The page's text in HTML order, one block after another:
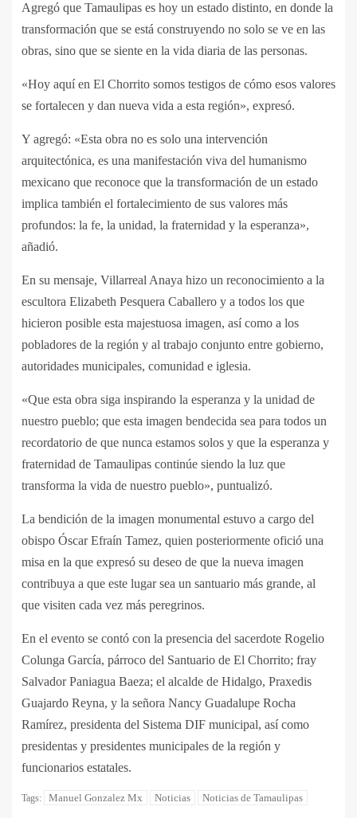
Agregó que Tamaulipas es hoy un estado distinto, en donde la
transformación que se está construyendo no solo se ve en las
obras, sino que se siente en la vida diaria de las personas.
«Hoy aquí en El Chorrito somos testigos de cómo esos valores
se fortalecen y dan nueva vida a esta región», expresó.
Y agregó: «Esta obra no es solo una intervención
arquitectónica, es una manifestación viva del humanismo
mexicano que reconoce que la transformación de un estado
implica también el fortalecimiento de sus valores más
profundos: la fe, la unidad, la fraternidad y la esperanza»,
añadió.
En su mensaje, Villarreal Anaya hizo un reconocimiento a la
escultora Elizabeth Pesquera Caballero y a todos los que
hicieron posible esta majestuosa imagen, así como a los
pobladores de la región y al trabajo conjunto entre gobierno,
autoridades municipales, comunidad e iglesia.
«Que esta obra siga inspirando la esperanza y la unidad de
nuestro pueblo; que esta imagen bendecida sea para todos un
recordatorio de que nunca estamos solos y que la esperanza y
fraternidad de Tamaulipas continúe siendo la luz que
transforma la vida de nuestro pueblo», puntualizó.
La bendición de la imagen monumental estuvo a cargo del
obispo Óscar Efraín Tamez, quien posteriormente ofició una
misa en la que expresó su deseo de que la nueva imagen
contribuya a que este lugar sea un santuario más grande, al
que visiten cada vez más peregrinos.
En el evento se contó con la presencia del sacerdote Rogelio
Colunga García, párroco del Santuario de El Chorrito; fray
Salvador Paniagua Baeza; el alcalde de Hidalgo, Praxedis
Guajardo Reyna, y la señora Nancy Guadalupe Rocha
Ramírez, presidenta del Sistema DIF municipal, así como
presidentas y presidentes municipales de la región y
funcionarios estatales.
Tags: Manuel Gonzalez Mx Noticias Noticias de Tamaulipas